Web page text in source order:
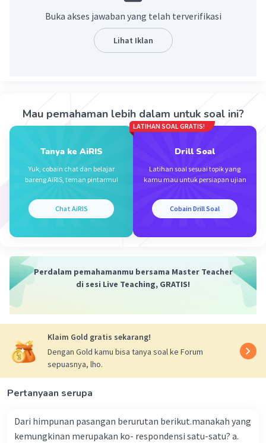
= 100
3
Beri Rating·3.0(1) Balas
Buka akses jawaban yang telah terverifikasi
Lihat Iklan
Mau pemahaman lebih dalam untuk soal ini?
Tanya ke AiRIS
Yuk, cobain chat dan belajar
bareng AiRIS, teman pintarmu!
Chat AiRIS
LATIHAN SOAL GRATIS!
Drill Soal
Latihan soal sesuai topik yang
kamu mau untuk persiapan ujian
Cobain Drill Soal
Perdalam pemahamanmu bersama Master Teacher
di sesi Live Teaching, GRATIS!
Klaim Gold gratis sekarang!
Dengan Gold kamu bisa tanya soal ke Forum
sepuasnya, lho.
Pertanyaan serupa
Dari himpunan pasangan berurutan berikut.manakah yang
kemungkinan merupakan ko- respondensi satu-satu? a.